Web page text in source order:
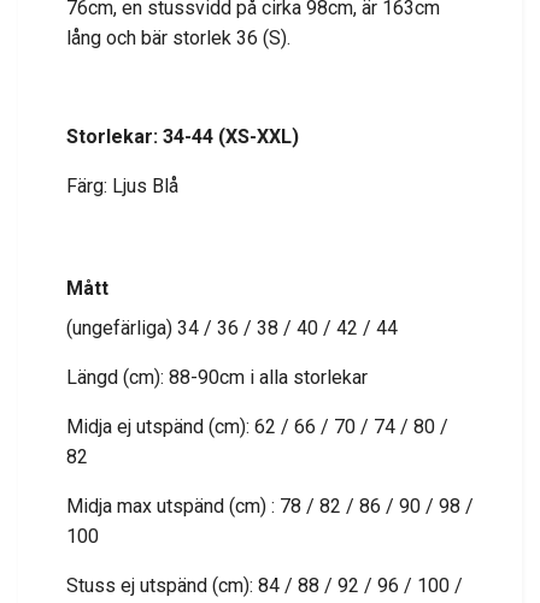
76cm, en stussvidd på cirka 98cm, är 163cm
lång och bär storlek 36 (S).
Storlekar: 34-44 (XS-XXL)
Färg: Ljus Blå
Mått
(ungefärliga) 34 / 36 / 38 / 40 / 42 / 44
Längd (cm): 88-90cm i alla storlekar
Midja ej utspänd (cm): 62 / 66 / 70 / 74 / 80 /
82
Midja max utspänd (cm) : 78 / 82 / 86 / 90 / 98 /
100
Stuss ej utspänd (cm): 84 / 88 / 92 / 96 / 100 /